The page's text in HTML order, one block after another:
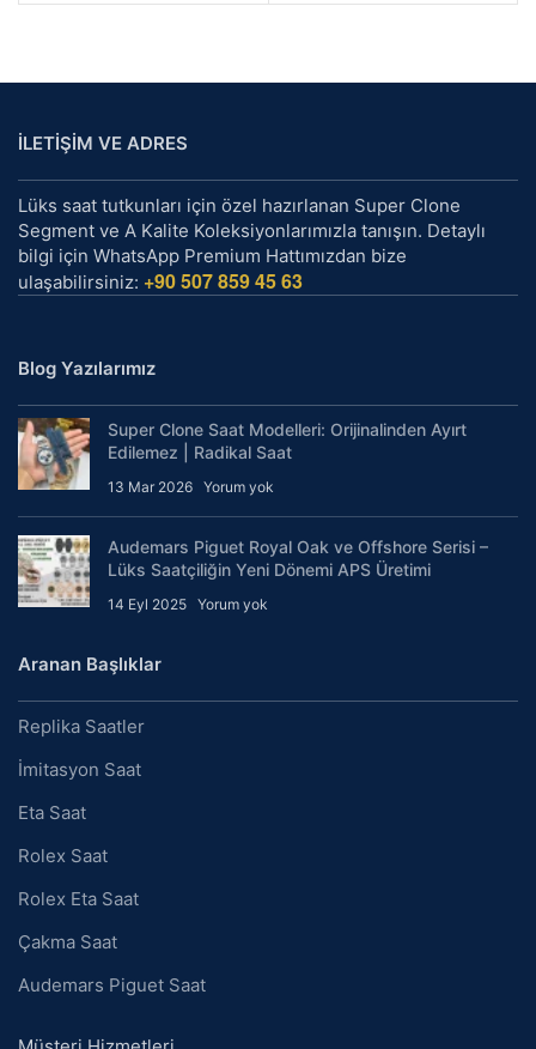
İLETİŞİM VE ADRES
Lüks saat tutkunları için özel hazırlanan Super Clone
Segment ve A Kalite Koleksiyonlarımızla tanışın. Detaylı
bilgi için WhatsApp Premium Hattımızdan bize
ulaşabilirsiniz: +90 507 859 45 63
Blog Yazılarımız
Super Clone Saat Modelleri: Orijinalinden Ayırt
Edilemez | Radikal Saat
13 Mar 2026 Yorum yok
Audemars Piguet Royal Oak ve Offshore Serisi –
Lüks Saatçiliğin Yeni Dönemi APS Üretimi
14 Eyl 2025 Yorum yok
Aranan Başlıklar
Replika Saatler
İmitasyon Saat
Eta Saat
Rolex Saat
Rolex Eta Saat
Çakma Saat
Audemars Piguet Saat